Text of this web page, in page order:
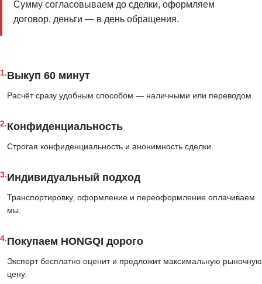
Сумму согласовываем до сделки, оформляем
договор, деньги — в день обращения.
1.Выкуп 60 минут
Расчёт сразу удобным способом — наличными или переводом.
2.Конфиденциальность
Строгая конфиденциальность и анонимность сделки.
3.Индивидуальный подход
Транспортировку, оформление и переоформление оплачиваем
мы.
4.Покупаем HONGQI дорого
Эксперт бесплатно оценит и предложит максимальную рыночную
цену.